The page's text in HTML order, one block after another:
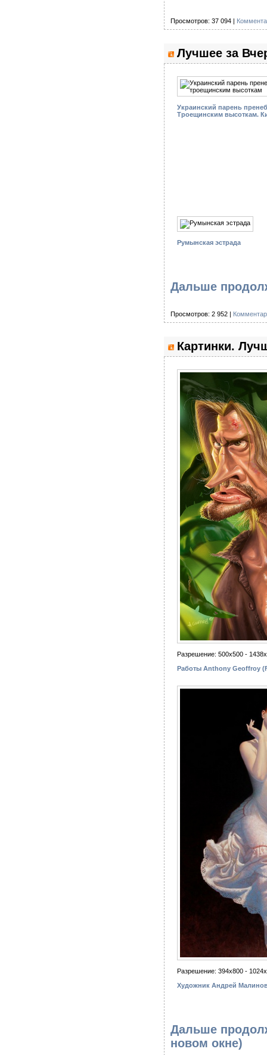
Просмотров: 37 094 |
Лучшее за
Украинский парень
Троещинским высоткам.
Румынская эстрада
Дальше
Просмотров: 2 952 |
Картинки.
Разрешение: 500x500 -
Работы Anthony Geoffroy
Разрешение: 394x800 -
Художник Андрей
Дальше
новом окне)